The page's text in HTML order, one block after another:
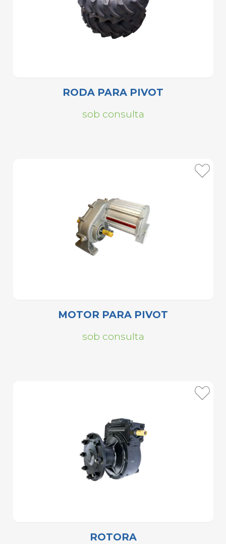
RODA PARA PIVOT
sob consulta
MOTOR PARA PIVOT
sob consulta
ROTORA